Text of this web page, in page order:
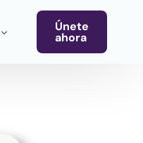
Únete
ahora